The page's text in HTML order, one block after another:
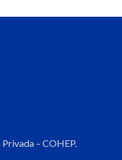
– COHEP.